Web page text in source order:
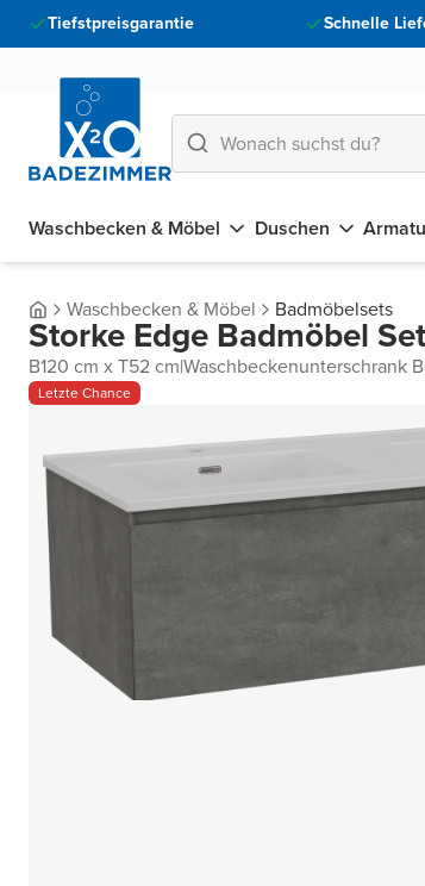
Tiefstpreisgarantie Schnelle
Waschbecken & Möbel Duschen
Waschbecken & Möbel Badmöbelsets
Storke Edge Badmöbel
B120 cm x T52 cm|Waschbeckenunterschrank
Letzte Chance